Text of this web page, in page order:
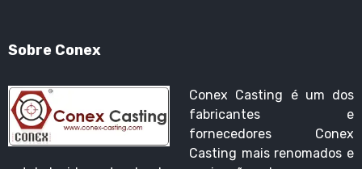
Sobre Conex
Conex Casting é um dos
fabricantes e
fornecedores Conex
Casting mais renomados e